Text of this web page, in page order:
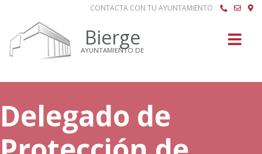
CONTACTA CON TU AYUNTAMIENTO
Bierge
AYUNTAMIENTO DE
Delegado de